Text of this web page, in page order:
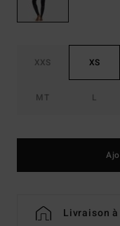
XXS XS
MT L
Livraison